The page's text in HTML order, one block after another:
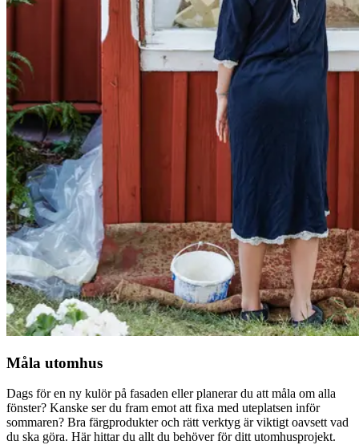
Måla utomhus
Dags för en ny kulör på fasaden eller planerar du att måla om alla
fönster? Kanske ser du fram emot att fixa med uteplatsen inför
sommaren? Bra färgprodukter och rätt verktyg är viktigt oavsett vad
du ska göra. Här hittar du allt du behöver för ditt utomhusprojekt.